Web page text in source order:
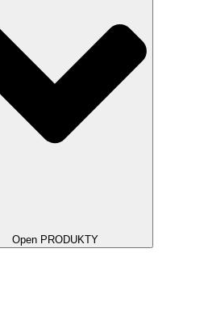
Open PRODUKTY